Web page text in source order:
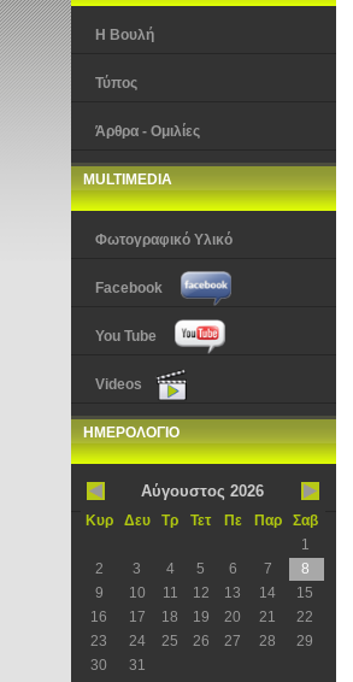
Η Βουλή
Τύπος
Άρθρα - Ομιλίες
MULTIMEDIA
Φωτογραφικό Υλικό
Facebook
You Tube
Videos
ΗΜΕΡΟΛΟΓΙΟ
Αύγουστος 2026
Κυρ Δευ Τρ Τετ Πε Παρ
Σαβ
1
2
3 4 5 6 7
8
9
10 11 12 13 14
15
16
17 18 19 20 21
22
23
24 25 26 27 28
29
30
31